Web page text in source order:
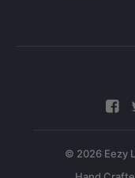
© 2026 Eezy